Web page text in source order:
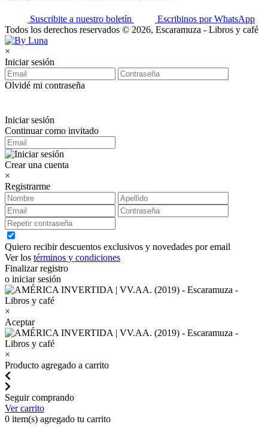
Suscribite a nuestro boletín
Escribinos por WhatsApp
Todos los derechos reservados © 2026, Escaramuza - Libros y café
×
Iniciar sesión
Olvidé mi contraseña
Iniciar sesión
Continuar como invitado
Crear una cuenta
×
Registrarme
Quiero recibir descuentos exclusivos y novedades por email
Ver los términos y condiciones
Finalizar registro
o iniciar sesión
×
Aceptar
×
Producto agregado a carrito
Seguir comprando
Ver carrito
0 item(s) agregado tu carrito